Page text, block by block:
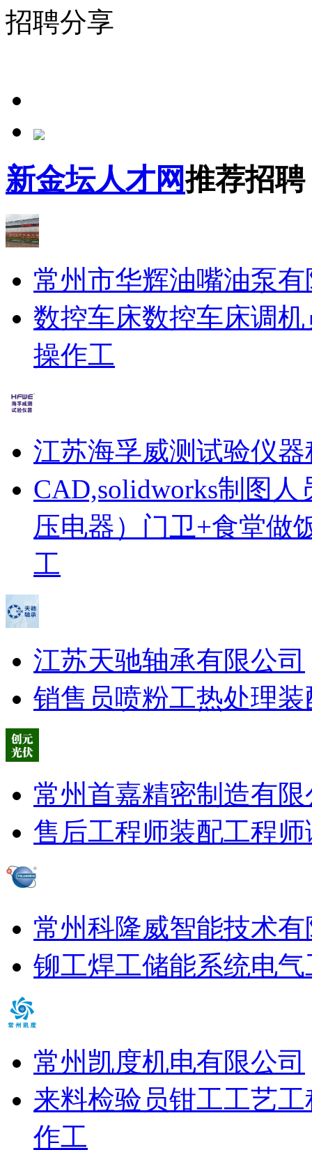
招聘分享
新金坛人才网推荐招聘
常州市华辉油嘴油泵
数控车床数控车床调机
操作工
江苏海孚威测试验仪
CAD,solidworks制图人
压电器） 门卫+食堂做
工
江苏天驰轴承有限公司
销售员喷粉工热处理装
常州首嘉精密制造有限
售后工程师装配工程师
常州科隆威智能技术
铆工焊工储能系统电
常州凯度机电有限公司
来料检验员钳工工艺
作工